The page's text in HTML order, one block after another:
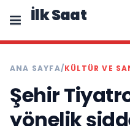
İlk Saat
ANA SAYFA/KÜLTÜR VE
Şehir
yönelik